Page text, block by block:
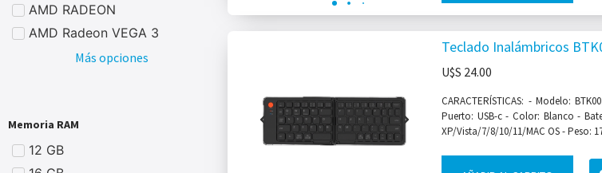
AMD RADEON
AMD Radeon VEGA 3
Más opciones
Memoria RAM
12 GB
Teclado Inalámbricos
U$S 24.00
CARACTERÍSTICAS: - Modelo:
Puerto: USB-c - Color: Blanco -
XP/Vista/7/8/10/11/MAC OS - Peso: